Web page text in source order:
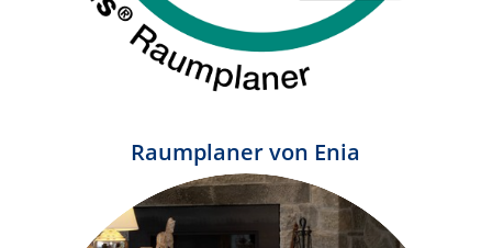
Raumplaner von Enia